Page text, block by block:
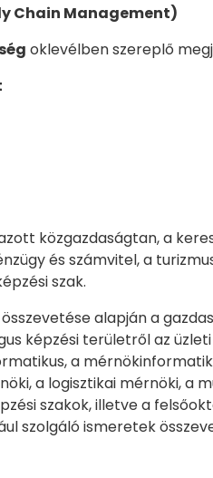
Chain Management)
oklevélben szereplő
közgazdaságtan, a
és számvitel, a
szak.
alapján a
képzési területről az
a
a logisztikai mérnöki, a
szakok, illetve a
szolgáló ismeretek